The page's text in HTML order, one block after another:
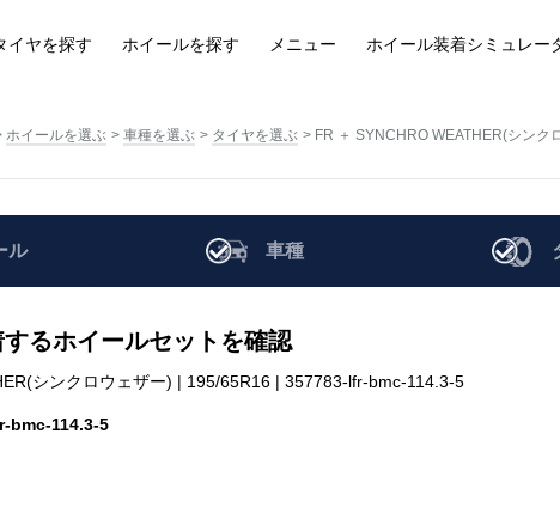
イヤを探す ホイールを探す メニュー ホイール装着シミュレー
ホイールを選ぶ 車種を選ぶ タイヤを選ぶ FR ＋ SYNCHRO WEATHER(シンク
ル 車種
るホイールセットを確認
シンクロウェザー) | 195/65R16 | 357783-lfr-bmc-114.3-5
bmc-114.3-5